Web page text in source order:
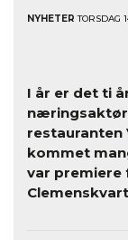
NYHETER TORSDAG
I år er det ti
restauranten
kommet
var